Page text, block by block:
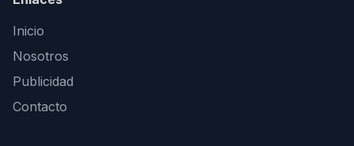
Inicio
Nosotros
Publicidad
Contacto